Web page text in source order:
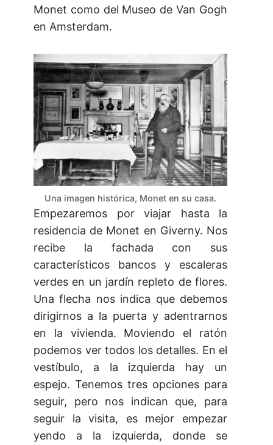
Monet como del Museo de Van Gogh
en Amsterdam.
Una imagen histórica, Monet en su casa.
Empezaremos por viajar hasta la
residencia de Monet en Giverny. Nos
recibe la fachada con sus
característicos bancos y escaleras
verdes en un jardín repleto de flores.
Una flecha nos indica que debemos
dirigirnos a la puerta y adentrarnos
en la vivienda. Moviendo el ratón
podemos ver todos los detalles. En el
vestíbulo, a la izquierda hay un
espejo. Tenemos tres opciones para
seguir, pero nos indican que, para
seguir la visita, es mejor empezar
yendo a la izquierda, donde se